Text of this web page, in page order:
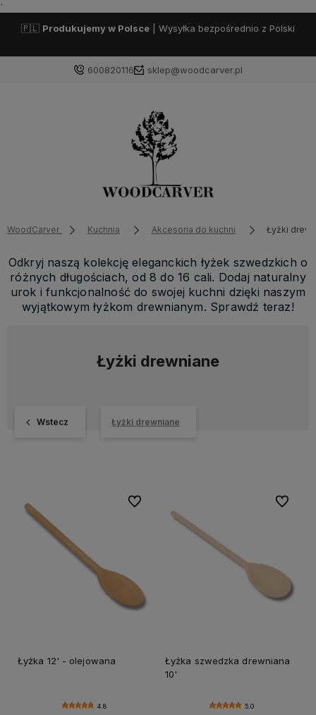
'
🇵🇱 Produkujemy w Polsce | Wysyłka bezpośrednio z Polski
600820116 sklep@woodcarver.pl
WoodCarver Kuchnia Akcesoria do kuchni Łyżki
Odkryj naszą kolekcję eleganckich łyżek szwedzkich o
różnych długościach, od 8 do 16 cali. Dodaj naturalny
urok i funkcjonalność do swojej kuchni dzięki naszym
wyjątkowym łyżkom drewnianym. Sprawdź teraz!
Łyżki drewniane
Wstecz Łyżki drewniane
Łyżka 12' - olejowana
4.8
Do ulubionych
Łyżka szwedzka drewniana
10'
5.0
Do